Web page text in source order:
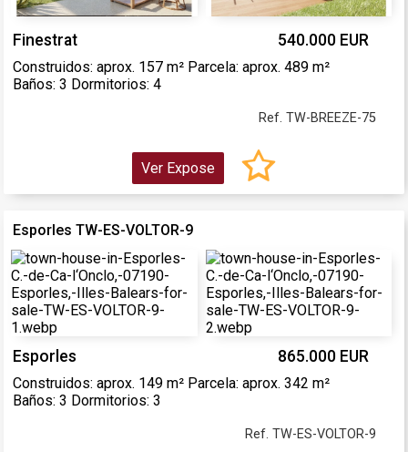
Finestrat 540.000 EUR
Construidos: aprox. 157 m² Parcela: aprox. 489 m²
Baños: 3 Dormitorios: 4
Ref. TW-BREEZE-75
Ver Expose
Esporles TW-ES-VOLTOR-9
Esporles 865.000 EUR
Construidos: aprox. 149 m² Parcela: aprox. 342 m²
Baños: 3 Dormitorios: 3
Ref. TW-ES-VOLTOR-9